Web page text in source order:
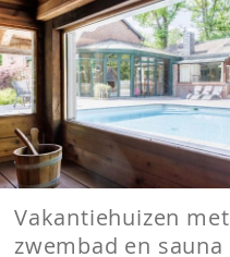
Vakantiehuizen met
zwembad en sauna